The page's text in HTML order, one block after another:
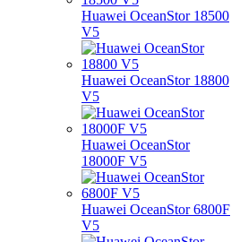
Huawei OceanStor 18500
V5
Huawei OceanStor 18800
V5
Huawei OceanStor
18000F V5
Huawei OceanStor 6800F
V5